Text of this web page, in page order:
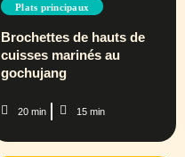
Plats principaux
Brochettes de hauts de
cuisses marinés au
gochujang
20 min 15 min